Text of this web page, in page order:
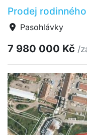
Prodej
Pasohlávky
7 980 000 Kč /